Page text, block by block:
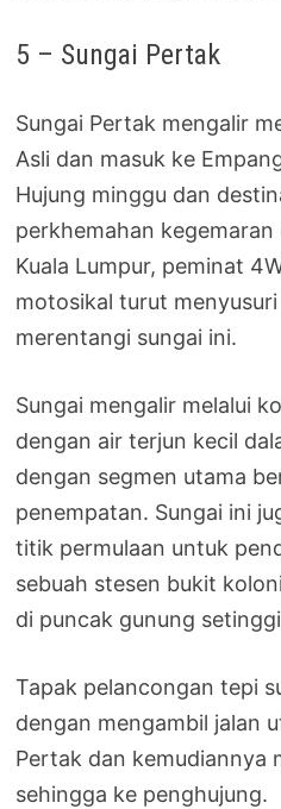
5 – Sungai Pertak
Sungai Pertak mengalir
Asli dan masuk ke
Hujung minggu dan
perkhemahan
Kuala Lumpur, peminat
motosikal turut
merentangi sungai ini.
Sungai mengalir melalui
dengan air terjun kecil
dengan segmen utama
penempatan. Sungai ini
titik permulaan untuk
sebuah stesen bukit
di puncak gunung
Tapak pelancongan tepi
dengan mengambil jalan
Pertak dan kemudiannya
sehingga ke penghujung.